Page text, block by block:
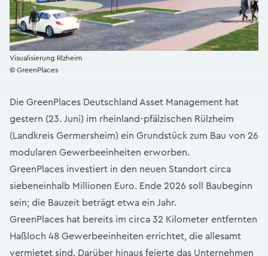
Visualisierung Rlzheim
© GreenPlaces
Die GreenPlaces Deutschland Asset Management hat
gestern (23. Juni) im rheinland-pfälzischen Rülzheim
(Landkreis Germersheim) ein Grundstück zum Bau von 26
modularen Gewerbeeinheiten erworben.
GreenPlaces investiert in den neuen Standort circa
siebeneinhalb Millionen Euro. Ende 2026 soll Baubeginn
sein; die Bauzeit beträgt etwa ein Jahr.
GreenPlaces hat bereits im circa 32 Kilometer entfernten
Haßloch 48 Gewerbeeinheiten errichtet, die allesamt
vermietet sind. Darüber hinaus feierte das Unternehmen